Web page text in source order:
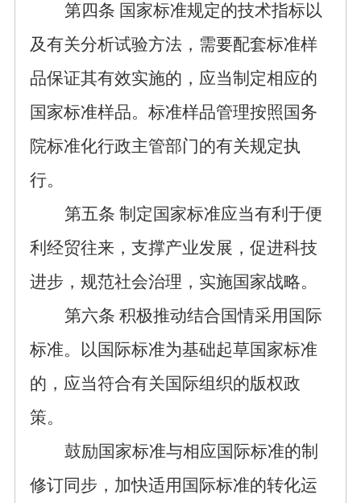
第四条 国家标准规定的技术指标以
及有关分析试验方法，需要配套标准样
品保证其有效实施的，应当制定相应的
国家标准样品。标准样品管理按照国务
院标准化行政主管部门的有关规定执
行。
第五条 制定国家标准应当有利于便
利经贸往来，支撑产业发展，促进科技
进步，规范社会治理，实施国家战略。
第六条 积极推动结合国情采用国际
标准。以国际标准为基础起草国家标准
的，应当符合有关国际组织的版权政
策。
鼓励国家标准与相应国际标准的制
修订同步，加快适用国际标准的转化运